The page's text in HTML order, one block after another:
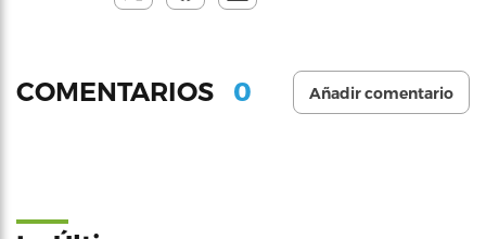
COMENTARIOS 0 Añadir comentario